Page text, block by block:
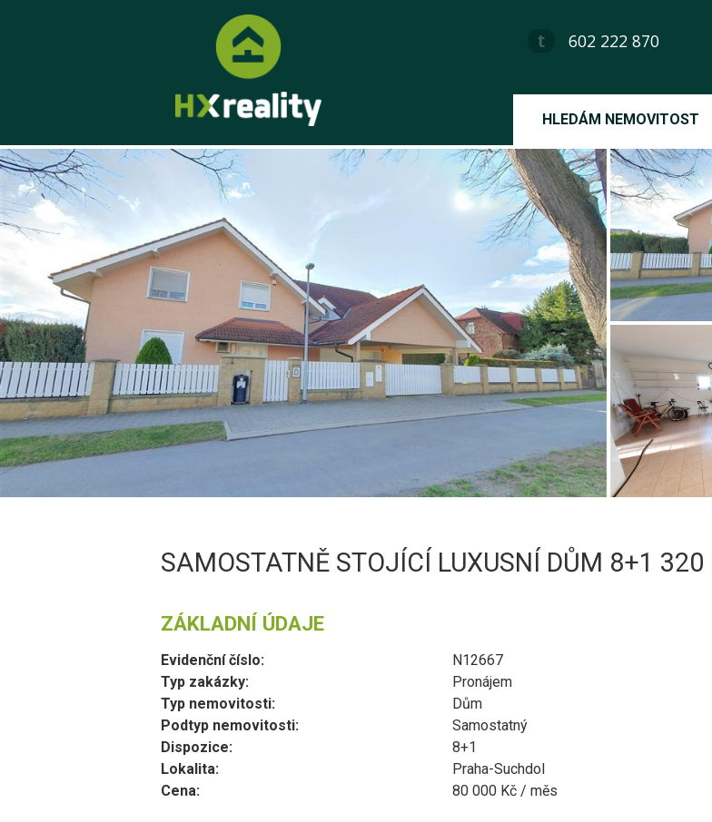
602 222 870
HLEDÁM NEMOVITOST
SAMOSTATNĚ STOJÍCÍ LUXUSNÍ DŮM 8+1
ZÁKLADNÍ ÚDAJE
Evidenční číslo:
N12667
Typ zakázky:
Pronájem
Typ nemovitosti:
Dům
Podtyp nemovitosti:
Samostatný
Dispozice:
8+1
Lokalita:
Praha-Suchdol
Cena:
80 000 Kč / měs